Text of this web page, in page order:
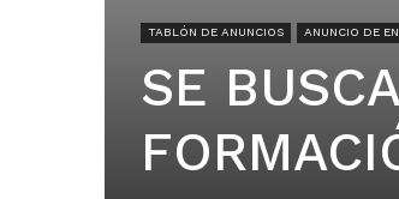
TABLÓN DE ANUNCIOS ANUNCIO DE
SE